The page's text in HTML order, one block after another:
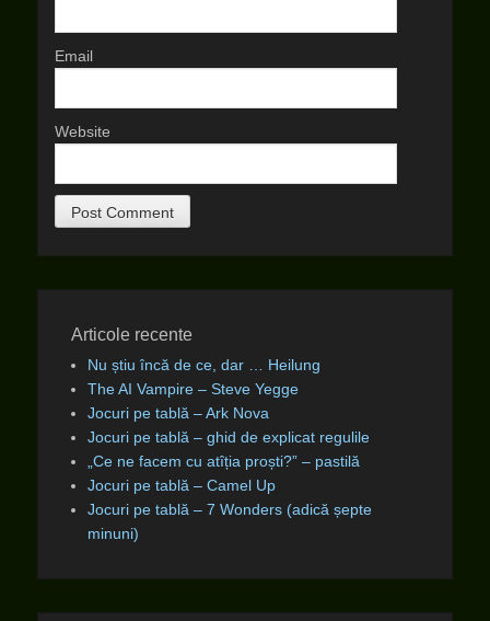
Email
Website
Articole recente
Nu știu încă de ce, dar … Heilung
The AI Vampire – Steve Yegge
Jocuri pe tablă – Ark Nova
Jocuri pe tablă – ghid de explicat regulile
„Ce ne facem cu atîția proști?” – pastilă
Jocuri pe tablă – Camel Up
Jocuri pe tablă – 7 Wonders (adică șepte
minuni)